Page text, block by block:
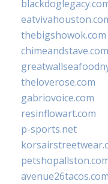
thebigshowok.com
chimeandstave.com
theloverose.com
gabriovoice.com
resinflowart.com
p-sports.net
avenue26tacos.com